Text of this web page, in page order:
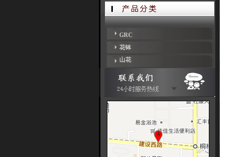
GRC
花钵
山花